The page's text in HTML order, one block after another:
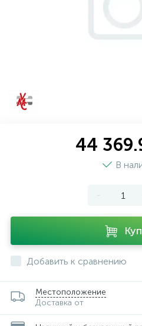
44
В
-
Добавить к сравнению
Местоположение
Доставка от